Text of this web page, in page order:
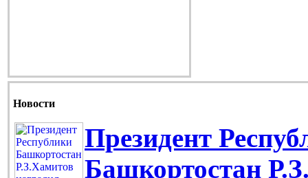
Новости
Президент
Башкортостан